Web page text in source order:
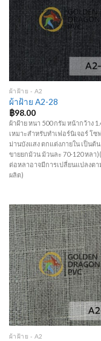
ผ้าฝ้าย - A2
ผ้าฝ้าย A2-28
฿98.00
ผ้าฝ้าย หนา 500 กรัม หน้ากว้าง
เหมาะสำหรับทำเฟอร์นิเจอร์ โซ
ม่านบังแสง ตกแต่งภายใน เป็นต้น
ขายยกม้วน ม้วนละ 70-120 หลา
ต่อหลาอาจมีการเปลี่ยนแปลงต
ผลิต)
ผ้าฝ้าย - A2